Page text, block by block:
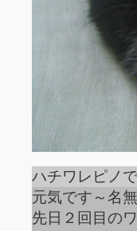
ハチワレピノ
元気です～名
先日２回目の